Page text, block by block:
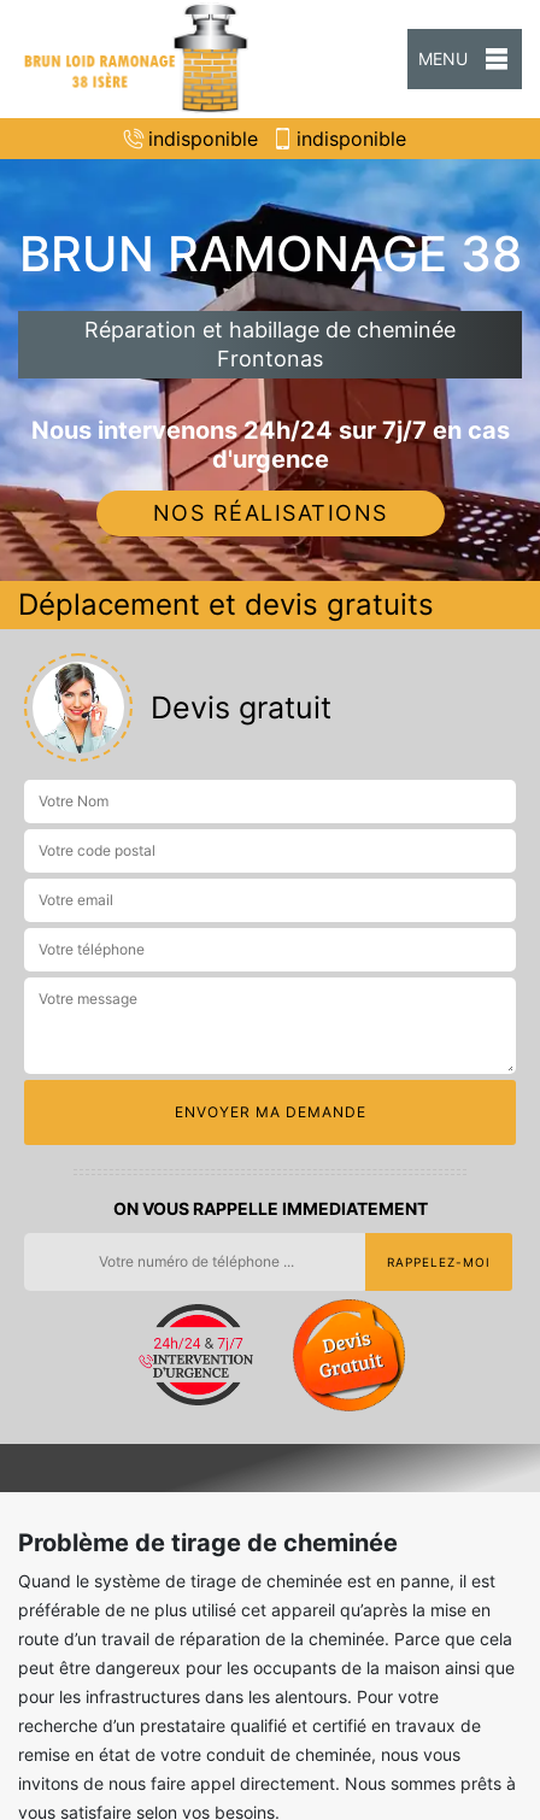
MENU
indisponible indisponible
BRUN RAMONAGE 38
Réparation et habillage de cheminée
Frontonas
Nous intervenons 24h/24 sur 7j/7 en cas
d'urgence
NOS RÉALISATIONS
Déplacement et devis gratuits
Devis gratuit
ON VOUS RAPPELLE IMMEDIATEMENT
Problème de tirage de cheminée
Quand le système de tirage de cheminée est en panne, il est
préférable de ne plus utilisé cet appareil qu’après la mise en
route d’un travail de réparation de la cheminée. Parce que cela
peut être dangereux pour les occupants de la maison ainsi que
pour les infrastructures dans les alentours. Pour votre
recherche d’un prestataire qualifié et certifié en travaux de
remise en état de votre conduit de cheminée, nous vous
invitons de nous faire appel directement. Nous sommes prêts à
vous satisfaire selon vos besoins.